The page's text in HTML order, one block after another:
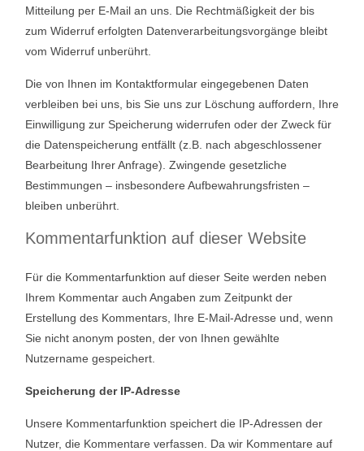
Mitteilung per E-Mail an uns. Die Rechtmäßigkeit der bis
zum Widerruf erfolgten Datenverarbeitungsvorgänge bleibt
vom Widerruf unberührt.
Die von Ihnen im Kontaktformular eingegebenen Daten
verbleiben bei uns, bis Sie uns zur Löschung auffordern, Ihre
Einwilligung zur Speicherung widerrufen oder der Zweck für
die Datenspeicherung entfällt (z.B. nach abgeschlossener
Bearbeitung Ihrer Anfrage). Zwingende gesetzliche
Bestimmungen – insbesondere Aufbewahrungsfristen –
bleiben unberührt.
Kommentarfunktion auf dieser Website
Für die Kommentarfunktion auf dieser Seite werden neben
Ihrem Kommentar auch Angaben zum Zeitpunkt der
Erstellung des Kommentars, Ihre E-Mail-Adresse und, wenn
Sie nicht anonym posten, der von Ihnen gewählte
Nutzername gespeichert.
Speicherung der IP-Adresse
Unsere Kommentarfunktion speichert die IP-Adressen der
Nutzer, die Kommentare verfassen. Da wir Kommentare auf